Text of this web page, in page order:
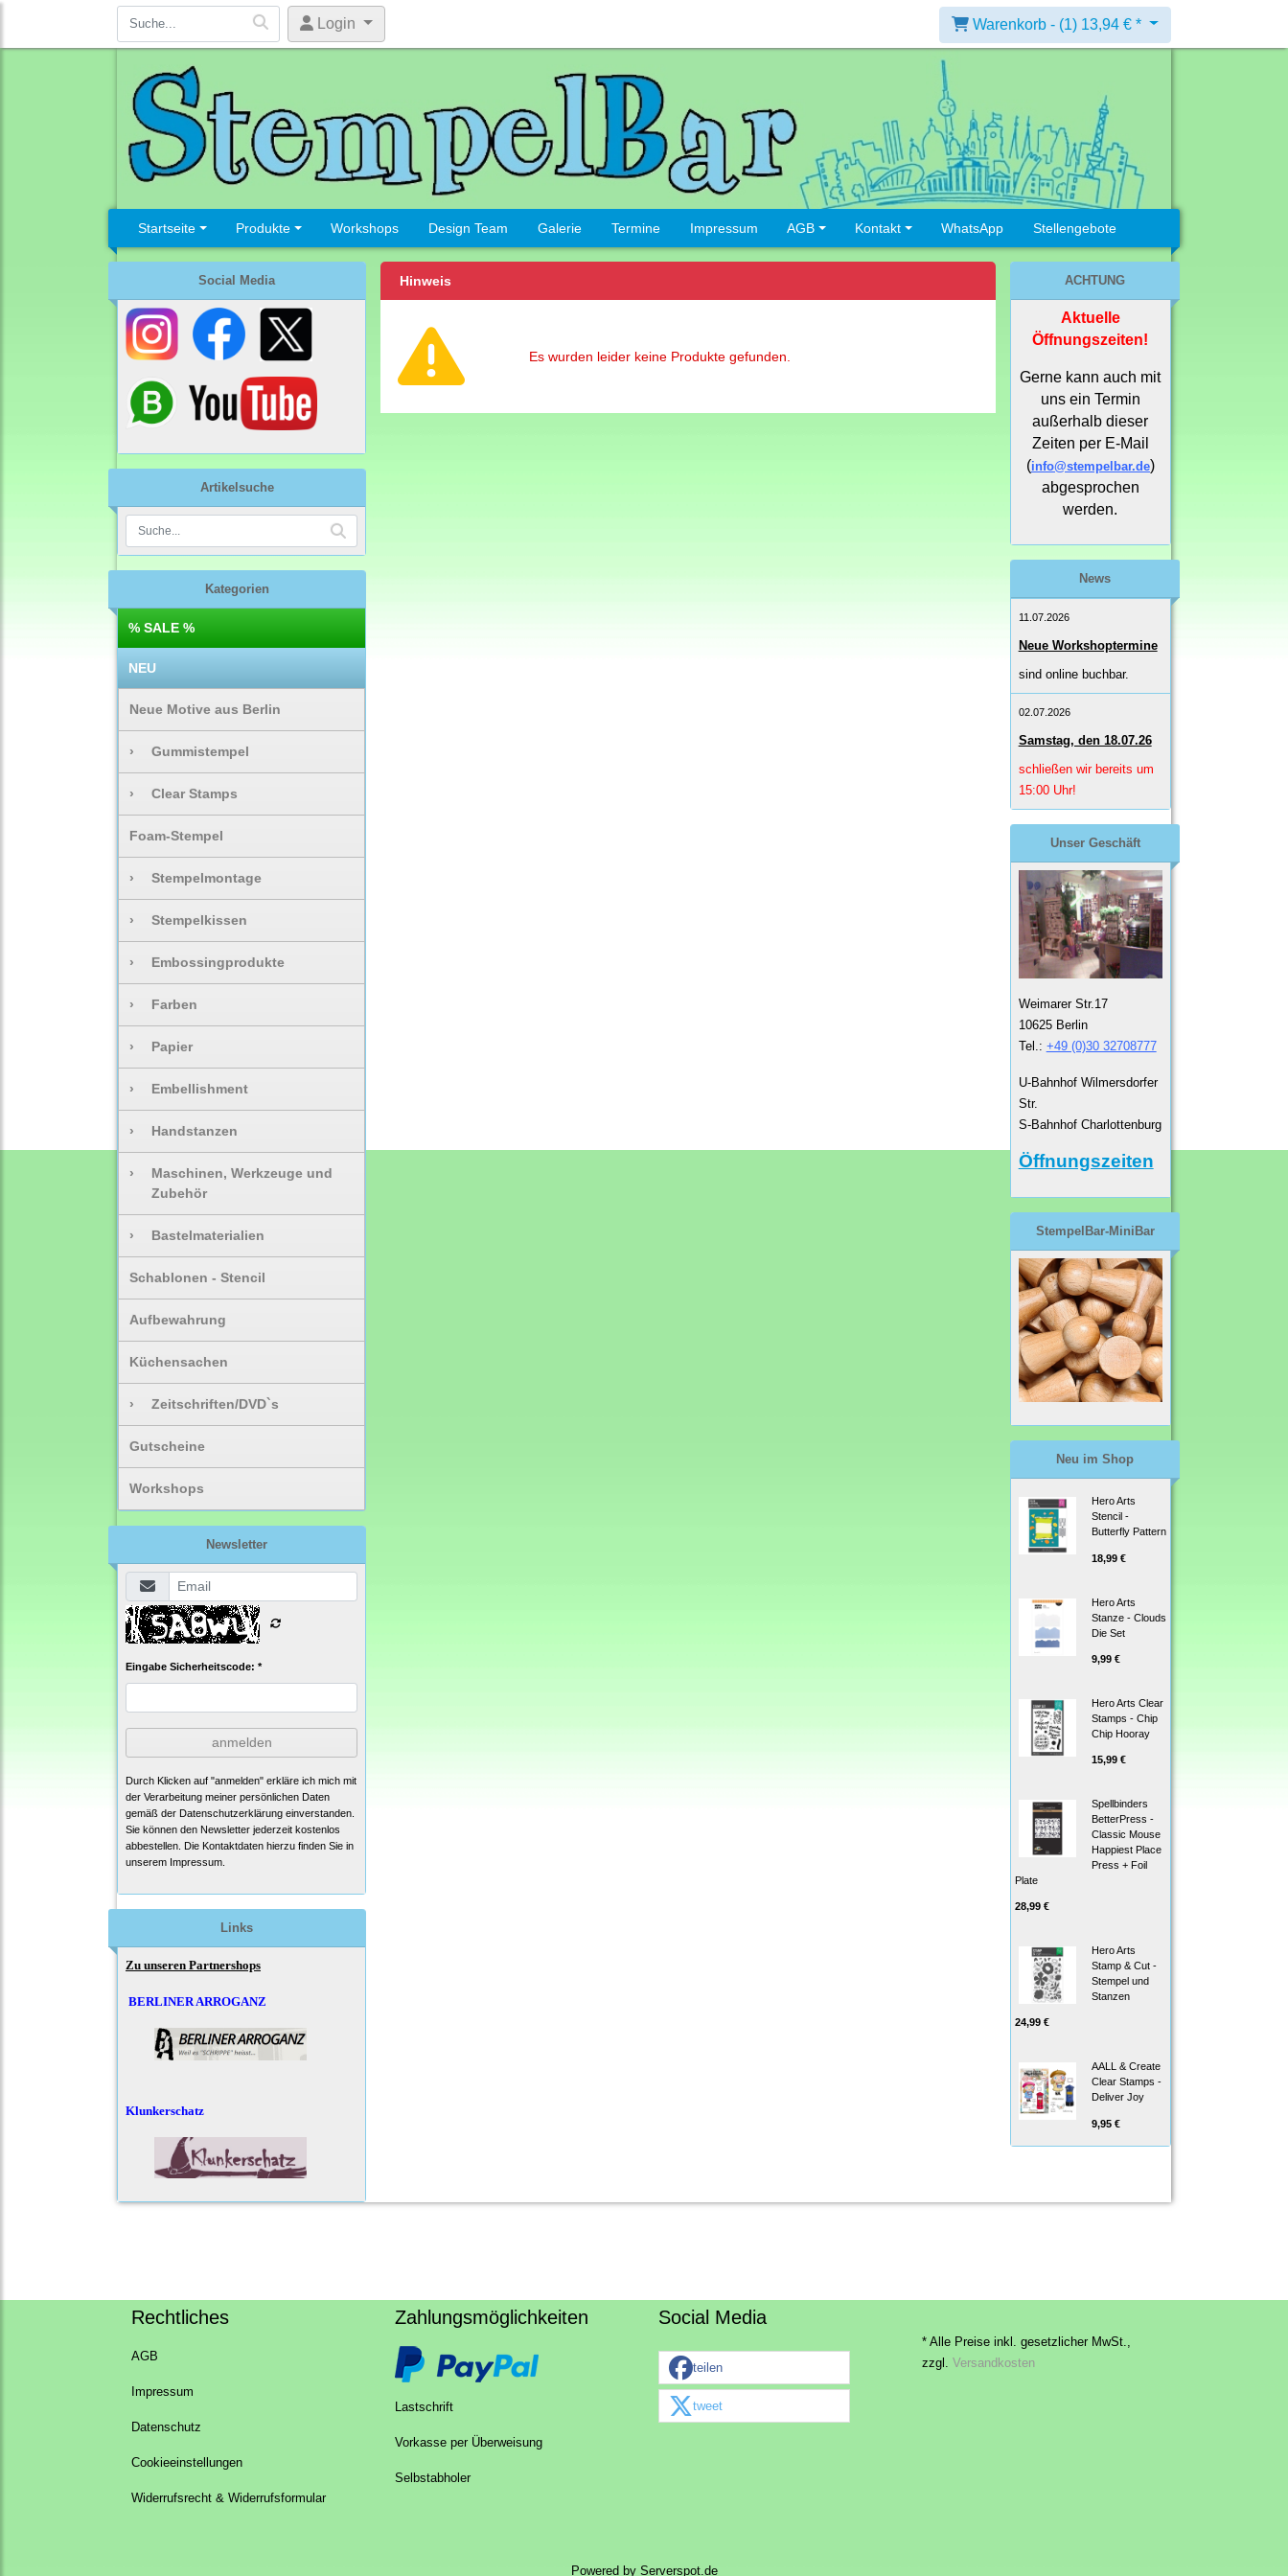
Login Warenkorb - (1) 13,94 € *
Startseite Produkte Workshops Design Team Galerie Termine Impressum AGB Kontakt WhatsApp Stellengebote
Social Media
Artikelsuche
Kategorien
% SALE %
NEU
Neue Motive aus Berlin
› Gummistempel
› Clear Stamps
Foam-Stempel
› Stempelmontage
› Stempelkissen
› Embossingprodukte
› Farben
› Papier
› Embellishment
› Handstanzen
›
Maschinen, Werkzeuge und
Zubehör
› Bastelmaterialien
Schablonen - Stencil
Aufbewahrung
Küchensachen
› Zeitschriften/DVD`s
Gutscheine
Workshops
Newsletter
Eingabe Sicherheitscode: *
anmelden
Durch Klicken auf "anmelden" erkläre ich mich mit
der Verarbeitung meiner persönlichen Daten
gemäß der Datenschutzerklärung einverstanden.
Sie können den Newsletter jederzeit kostenlos
abbestellen. Die Kontaktdaten hierzu finden Sie in
unserem Impressum.
Links
Zu unseren Partnershops
BERLINER ARROGANZ
Klunkerschatz
Hinweis
Es wurden leider keine Produkte gefunden.
ACHTUNG
Aktuelle
Öffnungszeiten!
Gerne kann auch mit
uns ein Termin
außerhalb dieser
Zeiten per E-Mail
(info@stempelbar.de)
abgesprochen
werden.
News
11.07.2026
Neue Workshoptermine
sind online buchbar.
02.07.2026
Samstag, den 18.07.26
schließen wir bereits um
15:00 Uhr!
Unser Geschäft
Weimarer Str.17
10625 Berlin
Tel.: +49 (0)30 32708777
U-Bahnhof Wilmersdorfer
Str.
S-Bahnhof Charlottenburg
Öffnungszeiten
StempelBar-MiniBar
Neu im Shop
Hero Arts
Stencil -
Butterfly Pattern
18,99 €
Hero Arts
Stanze - Clouds
Die Set
9,99 €
Hero Arts Clear
Stamps - Chip
Chip Hooray
15,99 €
Spellbinders
BetterPress -
Classic Mouse
Happiest Place
Press + Foil
Plate
28,99 €
Hero Arts
Stamp & Cut -
Stempel und
Stanzen
24,99 €
AALL & Create
Clear Stamps -
Deliver Joy
9,95 €
Rechtliches
AGB
Impressum
Datenschutz
Cookieeinstellungen
Widerrufsrecht & Widerrufsformular
Zahlungsmöglichkeiten
Lastschrift
Vorkasse per Überweisung
Selbstabholer
Social Media
teilen
tweet
* Alle Preise inkl. gesetzlicher MwSt.,
zzgl. Versandkosten
Powered by Serverspot.de